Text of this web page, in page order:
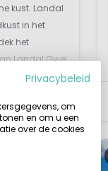
kust. Landal
in het
het
Landal Gwel
gezellig mee
middag
Privacybeleid
om
en om u een
over de cookies